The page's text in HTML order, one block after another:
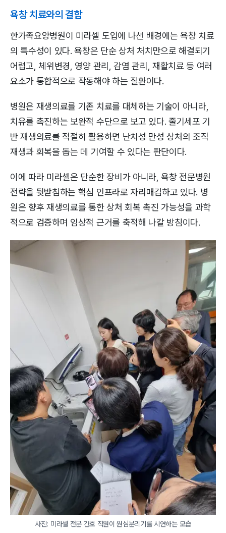
욕창 치료와의 결합
한가족요양병원이 미라셀 도입에 나선 배경에는 욕창 치료
의 특수성이 있다. 욕창은 단순 상처 처치만으로 해결되기
어렵고, 체위변경, 영양 관리, 감염 관리, 재활치료 등 여러
요소가 통합적으로 작동해야 하는 질환이다.
병원은 재생의료를 기존 치료를 대체하는 기술이 아니라,
치유를 촉진하는 보완적 수단으로 보고 있다. 줄기세포 기
반 재생의료를 적절히 활용하면 난치성 만성 상처의 조직
재생과 회복을 돕는 데 기여할 수 있다는 판단이다.
이에 따라 미라셀은 단순한 장비가 아니라, 욕창 전문병원
전략을 뒷받침하는 핵심 인프라로 자리매김하고 있다. 병
원은 향후 재생의료를 통한 상처 회복 촉진 가능성을 과학
적으로 검증하며 임상적 근거를 축적해 나갈 방침이다.
사진: 미라셀 전문 간호 직원이 원심분리기를 시연하는 모습